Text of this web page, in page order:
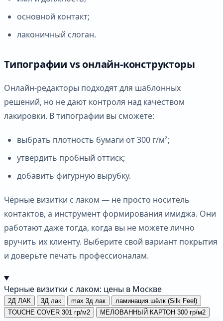
основной контакт;
лаконичный слоган.
Типографии vs онлайн-конструкторы
Онлайн-редакторы подходят для шаблонных
решений, но не дают контроля над качеством
лакировки. В типографии вы сможете:
выбрать плотность бумаги от 300 г/м²;
утвердить пробный оттиск;
добавить фигурную вырубку.
Чёрные визитки с лаком — не просто носитель
контактов, а инструмент формирования имиджа. Они
работают даже тогда, когда вы не можете лично
вручить их клиенту. Выберите свой вариант покрытия
и доверьте печать профессионалам.
Черные визитки с лаком: цены в Москве
2Д ЛАК 3Д лак max 3д лак
ламинация шёлк (Silk Feel)
TOUCHE COVER 301 гр/м2
МЕЛОВАННЫЙ КАРТОН 300 гр/м2